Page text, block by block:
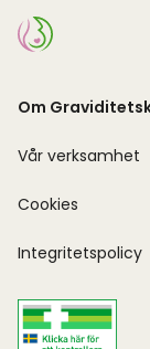
Om
Vår verksamhet
Cookies
Integritetspolicy